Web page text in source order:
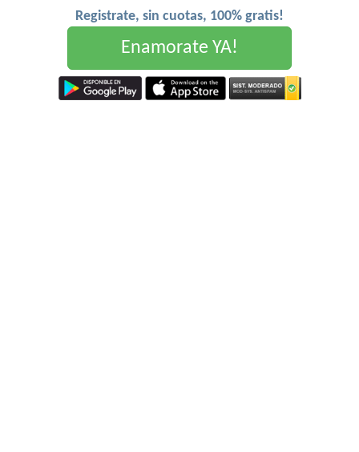
Registrate, sin cuotas, 100% gratis!
Enamorate YA!